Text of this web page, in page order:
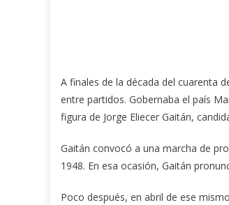
A finales de la década del cuarenta
entre partidos. Gobernaba el país
figura de Jorge Eliecer Gaitán,
Gaitán convocó a una marcha de
1948. En esa ocasión, Gaitán
Poco después, en abril de ese